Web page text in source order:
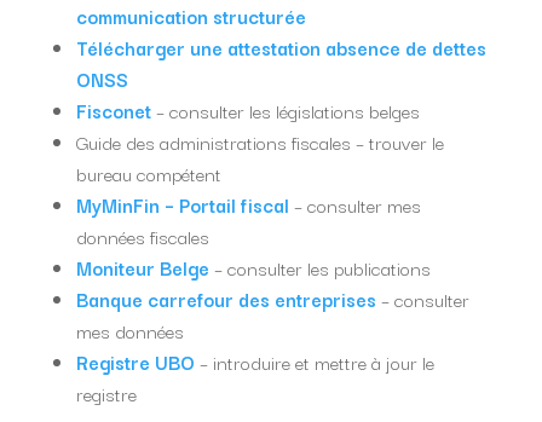
communication structurée
Télécharger une attestation absence de dettes
ONSS
Fisconet– consulter les législations belges
Guide des administrations fiscales – trouver le
bureau compétent
MyMinFin – Portail fiscal – consulter mes
données fiscales
Moniteur Belge – consulter les publications
Banque carrefour des entreprises – consulter
mes données
Registre UBO – introduire et mettre à jour le
registre